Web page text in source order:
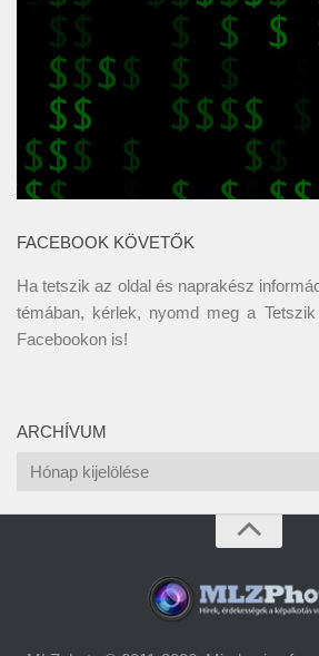
FACEBOOK KÖVETŐK
Ha tetszik az oldal és naprakész
témában, kérlek, nyomd meg a
Facebookon is!
ARCHÍVUM
Archívum